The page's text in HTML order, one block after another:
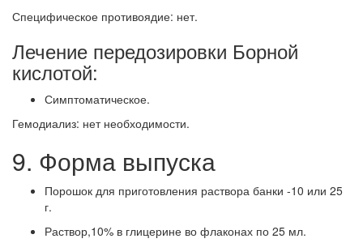
Специфическое противоядие: нет.
Лечение передозировки Борной
кислотой:
Симптоматическое.
Гемодиализ: нет необходимости.
9. Форма выпуска
Порошок для приготовления раствора банки -10 или 25
г.
Раствор,10% в глицерине во флаконах по 25 мл.